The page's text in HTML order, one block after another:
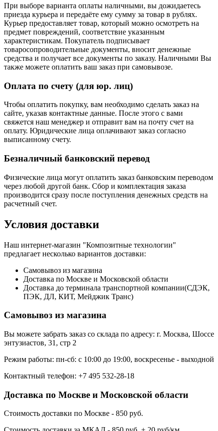
При выборе варианта оплаты наличными, вы дожидаетесь
приезда курьера и передаёте ему сумму за товар в рублях.
Курьер предоставляет товар, который можно осмотреть на
предмет повреждений, соответствие указанным
характеристикам. Покупатель подписывает
товаросопроводительные документы, вносит денежные
средства и получает все документы по заказу. Наличными Вы
также можете оплатить ваш заказ при самовывозе.
Оплата по счету (для юр. лиц)
Чтобы оплатить покупку, вам необходимо сделать заказ на
сайте, указав контактные данные. После этого с вами
свяжется наш менеджер и отправит вам на почту счет на
оплату. Юридические лица оплачивают заказ согласно
выписанному счету.
Безналичный банковский перевод
Физические лица могут оплатить заказ банковским переводом
через любой другой банк. Сбор и комплектация заказа
производится сразу после поступления денежных средств на
расчетный счет.
Условия доставки
Наш интернет-магазин "Композитные технологии"
предлагает несколько вариантов доставки:
Самовывоз из магазина
Доставка по Москве и Московской области
Доставка до терминала транспортной компании(СДЭК,
ПЭК, ДЛ, КИТ, Мейджик Транс)
Самовывоз из магазина
Вы можете забрать заказ со склада по адресу: г. Москва, Шоссе
энтузиастов, 31, стр 2
Режим работы: пн-сб: с 10:00 до 19:00, воскресенье - выходной
Контактный телефон: +7 495 532-28-18
Доставка по Москве и Московской области
Стоимость доставки по Москве - 850 руб.